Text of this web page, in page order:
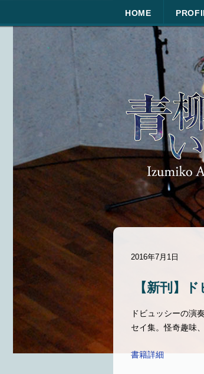
HOME
2016年7月1日
【新刊】
ドビュッシーの演
セイ集。怪奇趣味
書籍詳細